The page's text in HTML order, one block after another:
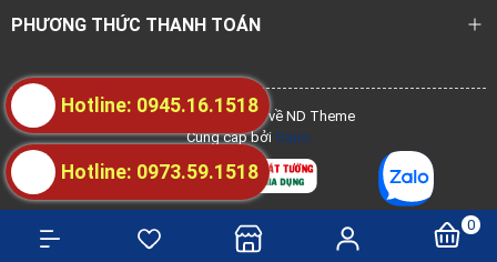
0
PHƯƠNG THỨC THANH TOÁN
@ Bản quyền thuộc về ND Theme
Cung cấp bởi Sapo
Hotline: 0973.59.1518
Hotline: 0945.16.1518